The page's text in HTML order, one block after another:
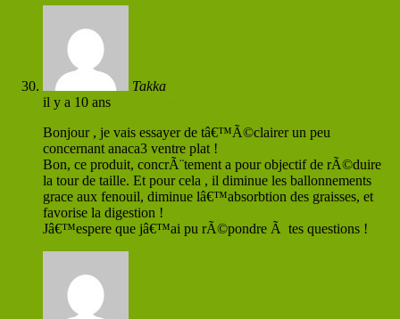
Takka
il y a 10 ans
Bonjour , je vais essayer de tâ€™Ã©clairer un peu
concernant anaca3 ventre plat !
Bon, ce produit, concrÃ¨tement a pour objectif de rÃ©duire
la tour de taille. Et pour cela , il diminue les ballonnements
grace aux fenouil, diminue lâ€™absorbtion des graisses, et
favorise la digestion !
Jâ€™espere que jâ€™ai pu rÃ©pondre Ã tes questions !